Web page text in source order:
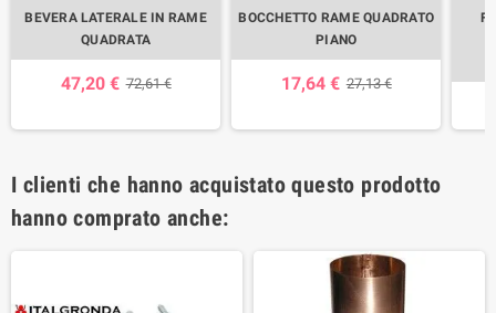
BEVERA LATERALE IN RAME
QUADRATA
47,20 € 72,61 €
BOCCHETTO RAME QUADRATO
PIANO
17,64 € 27,13 €
I clienti che hanno acquistato questo prodotto
hanno comprato anche: